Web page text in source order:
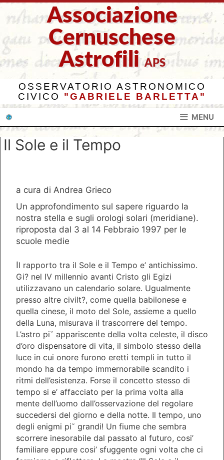
Vai
Associazione
Cernuschese
Astrofili APS
OSSERVATORIO ASTRONOMICO
CIVICO "GABRIELE BARLETTA"
MENU
Il Sole e il Tempo
a cura di Andrea Grieco
Un approfondimento sul sapere riguardo la
nostra stella e sugli orologi solari (meridiane).
riproposta dal 3 al 14 Febbraio 1997 per le
scuole medie
Il rapporto tra il Sole e il Tempo e’ antichissimo.
Gi? nel IV millennio avanti Cristo gli Egizi
utilizzavano un calendario solare. Ugualmente
presso altre civilt?, come quella babilonese e
quella cinese, il moto del Sole, assieme a quello
della Luna, misurava il trascorrere del tempo.
L’astro pi˘ appariscente della volta celeste, il disco
d’oro dispensatore di vita, il simbolo stesso della
luce in cui onore furono eretti templi in tutto il
mondo ha da tempo immernorabile scandito i
ritmi dell’esistenza. Forse il concetto stesso di
tempo si e’ affacciato per la prima volta alla
mente dell’uomo dall’osservazione del regolare
succedersi del giorno e della notte. Il tempo, uno
degli enigmi pi˘ grandi! Un fiume che sembra
scorrere inesorabile dal passato al futuro, cosi’
familiare eppure cosi’ sfuggente ogni volta che ci